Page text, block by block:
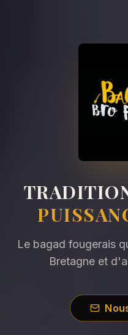
Le bagad fougerais
Bretagne et